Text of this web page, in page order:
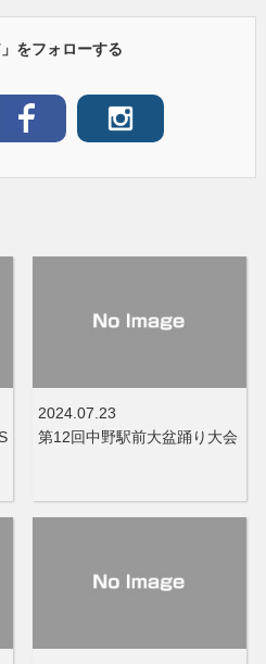
をフォローする
2024.07.23
第12回中野駅前大盆踊り大会